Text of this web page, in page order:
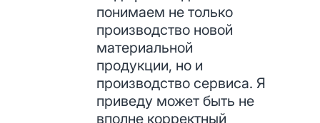
понимаем не только
производство новой
материальной
продукции, но и
производство сервиса. Я
приведу может быть не
вполне корректный